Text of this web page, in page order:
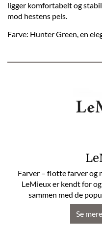
ligger komfortabelt og
mod hestens pels.
Farve: Hunter Green, en
Farver – flotte farver og
LeMieux er kendt for
sammen med de
Se